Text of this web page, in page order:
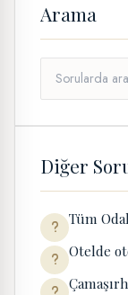
Arama
Diğer
Tüm
Otelde